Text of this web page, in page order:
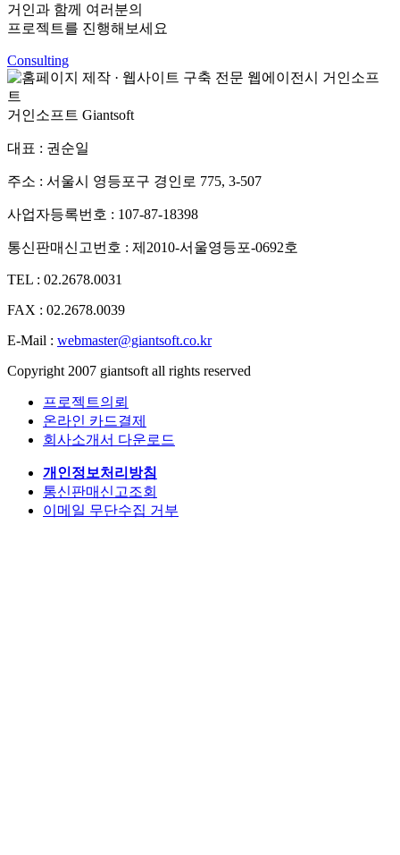
거인과 함께 여러분의
프로젝트를 진행해보세요
Consulting
거인소프트 Giantsoft
대표 : 권순일
주소 : 서울시 영등포구 경인로 775, 3-507
사업자등록번호 : 107-87-18398
통신판매신고번호 : 제2010-서울영등포-0692호
TEL : 02.2678.0031
FAX : 02.2678.0039
E-Mail : webmaster@giantsoft.co.kr
Copyright 2007 giantsoft all rights reserved
프로젝트의뢰
온라인 카드결제
회사소개서 다운로드
개인정보처리방침
통신판매신고조회
이메일 무단수집 거부